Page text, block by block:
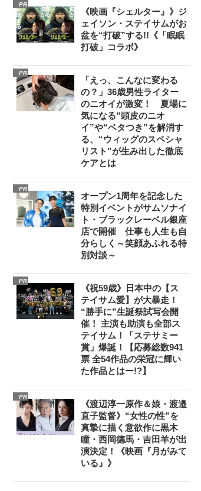
PR
《映画『シェルター』》ジ
ェイソン・ステイサムがお
盆を“打破”する!!《「眠眠
打破」コラボ》
PR
「えっ、こんなに変わる
の？」36歳男性ライター
のニオイが激変！ 夏場に
気になる“頭皮のニオ
イ”や“ベタつき”を解消す
る、“ウィッグのスペシャ
リスト”が生み出した徹底
ケアとは
PR
オープン1周年を記念した
特別イベントがサムソナイ
ト・ブラックレーベル銀座
店で開催 仕事も人生も自
分らしく～笑顔あふれる特
別対談～
PR
《祝59歳》日本中の【ス
テイサム愛】が大暴走！
“勝手に”生誕祭試写会開
催！ 主演も助演も全部ス
テイサム！「ステサミー
賞」爆誕！【応募総数941
票 全54作品の栄冠に輝い
た作品とはー!?】
PR
《渡辺淳一原作＆娘・渡邉
直子監督》“女性の性”を
真摯に描く意欲作に黒木
瞳・西岡德馬・吉田羊が出
演決定！《映画『月がみて
いる』》